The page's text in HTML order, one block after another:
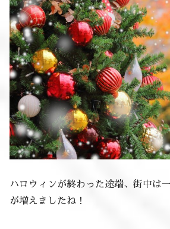
ハロウィンが終わった途端、街中は
が増えましたね！